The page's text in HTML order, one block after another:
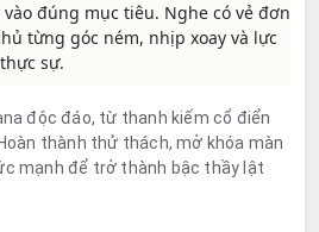
đúng mục tiêu. Nghe có vẻ đơn
từng góc ném, nhịp xoay và lực
sự.
độc đáo, từ thanh kiếm cổ điển
thành thử thách, mở khóa màn
mạnh để trở thành bậc thầy lật